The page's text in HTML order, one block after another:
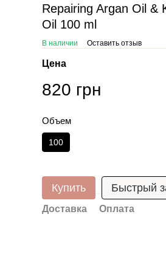
Repairing Argan Oil &
Oil 100 ml
В наличии Оставить отзыв
Цена
820 грн
Объем
100
Купить Быстрый
Доставка Оплата